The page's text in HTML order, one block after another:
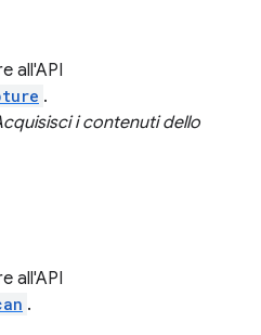
all'API
.
i contenuti dello
all'API
.